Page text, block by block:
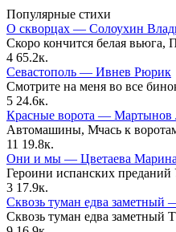
Популярные стихи
О скворцах — Солоухин
Скоро кончится белая вьюга,
4 65.2к.
Севастополь — Ивнев Рюрик
Смотрите на меня во все
5 24.6к.
Красные ворота — Мартынов
Автомашины, Мчась к
11 19.8к.
Они и мы — Цветаева Марина
Героини испанских
3 17.9к.
Сквозь туман едва заметный
Сквозь туман едва заметный